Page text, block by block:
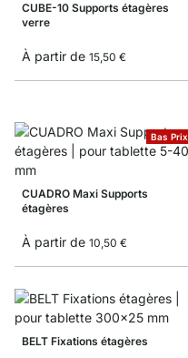
CUBE-10 Supports étagères
verre
À partir de 15,50 €
Bas Prix
CUADRO Maxi Supports
étagères
À partir de 10,50 €
BELT Fixations étagères